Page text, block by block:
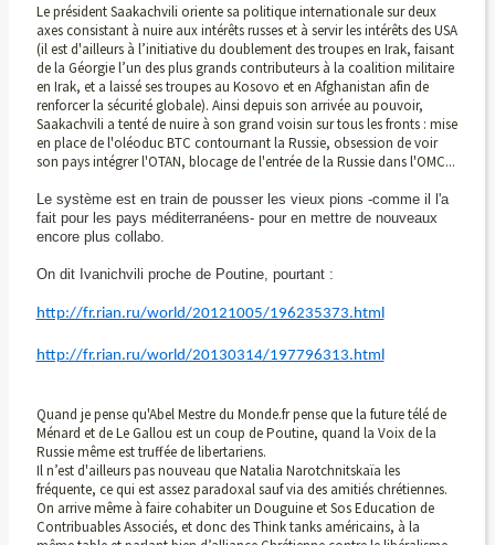
Le président Saakachvili oriente sa politique internationale sur deux
axes consistant à nuire aux intérêts russes et à servir les intérêts des USA
(il est d'ailleurs à l’initiative du doublement des troupes en Irak, faisant
de la Géorgie l’un des plus grands contributeurs à la coalition militaire
en Irak, et a laissé ses troupes au Kosovo et en Afghanistan afin de
renforcer la sécurité globale). Ainsi depuis son arrivée au pouvoir,
Saakachvili a tenté de nuire à son grand voisin sur tous les fronts : mise
en place de l'oléoduc BTC contournant la Russie, obsession de voir
son pays intégrer l'OTAN, blocage de l'entrée de la Russie dans l'OMC...
Le système est en train de pousser les vieux pions -comme il l'a
fait pour les pays méditerranéens- pour en mettre de nouveaux
encore plus collabo.
On dit Ivanichvili proche de Poutine, pourtant :
http://fr.rian.ru/world/20121005/196235373.html
http://fr.rian.ru/world/20130314/197796313.html
Quand je pense qu'Abel Mestre du Monde.fr pense que la future télé de
Ménard et de Le Gallou est un coup de Poutine, quand la Voix de la
Russie même est truffée de libertariens.
Il n’est d'ailleurs pas nouveau que Natalia Narotchnitskaïa les
fréquente, ce qui est assez paradoxal sauf via des amitiés chrétiennes.
On arrive même à faire cohabiter un Douguine et Sos Education de
Contribuables Associés, et donc des Think tanks américains, à la